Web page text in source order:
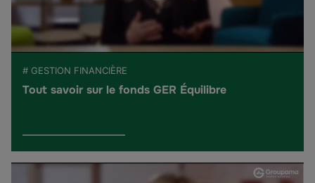
# GESTION FINANCIÈRE
Tout savoir sur le fonds GER Équilibre